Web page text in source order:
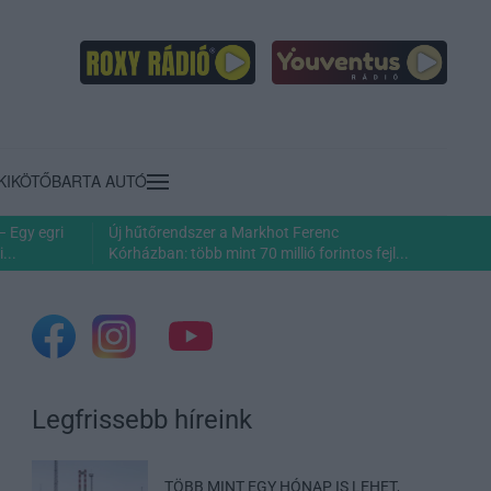
BARTA AUTÓ
Egy egri
Új hűtőrendszer a Markhot Ferenc
Kórházban: több mint 70 millió forintos fejl...
Legfrissebb híreink
TÖBB MINT EGY HÓNAP IS LEHET,